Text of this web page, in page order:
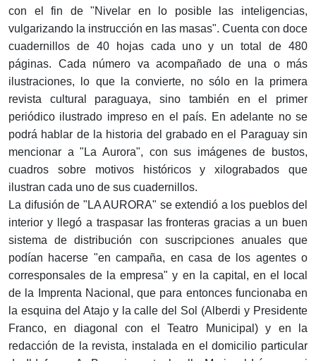
con el fin de "Nivelar en lo posible las inteligencias,
vulgarizando la instrucción en las masas". Cuenta con doce
cuadernillos de 40 hojas cada uno y un total de 480
páginas. Cada número va acompañado de una o más
ilustraciones, lo que la convierte, no sólo en la primera
revista cultural paraguaya, sino también en el primer
periódico ilustrado impreso en el país. En adelante no se
podrá hablar de la historia del grabado en el Paraguay sin
mencionar a "La Aurora", con sus imágenes de bustos,
cuadros sobre motivos históricos y xilograbados que
ilustran cada uno de sus cuadernillos.
La difusión de "LA AURORA" se extendió a los pueblos del
interior y llegó a traspasar las fronteras gracias a un buen
sistema de distribución con suscripciones anuales que
podían hacerse "en campaña, en casa de los agentes o
corresponsales de la empresa" y en la capital, en el local
de la Imprenta Nacional, que para entonces funcionaba en
la esquina del Atajo y la calle del Sol (Alberdi y Presidente
Franco, en diagonal con el Teatro Municipal) y en la
redacción de la revista, instalada en el domicilio particular